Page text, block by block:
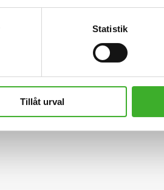
Statistik
Tillåt urval
tillsammans med oss får du
för dina behov och du
hjälper dig med dina